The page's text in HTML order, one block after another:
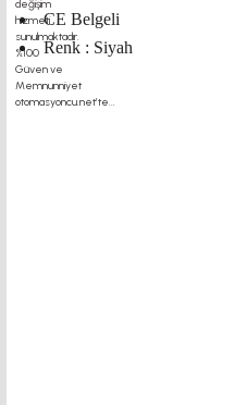
CE Belgeli
Renk : Siyah